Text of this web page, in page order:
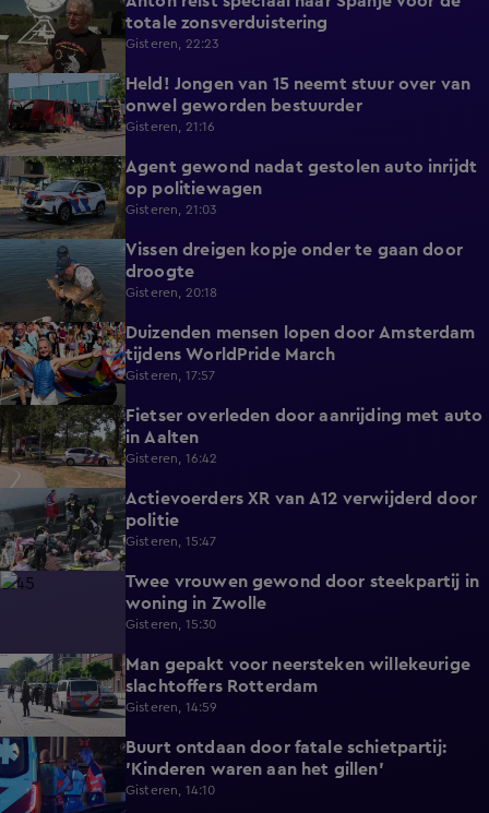
totale zonsverduistering
Gisteren, 22:23
0:30
Held! Jongen van 15 neemt stuur over van
onwel geworden bestuurder
Gisteren, 21:16
0:32
Agent gewond nadat gestolen auto inrijdt
op politiewagen
Gisteren, 21:03
1:20
Vissen dreigen kopje onder te gaan door
droogte
Gisteren, 20:18
0:31
Duizenden mensen lopen door Amsterdam
tijdens WorldPride March
Gisteren, 17:57
0:32
Fietser overleden door aanrijding met auto
in Aalten
Gisteren, 16:42
0:39
Actievoerders XR van A12 verwijderd door
politie
Gisteren, 15:47
0:45
Twee vrouwen gewond door steekpartij in
woning in Zwolle
Gisteren, 15:30
0:27
Man gepakt voor neersteken willekeurige
slachtoffers Rotterdam
Gisteren, 14:59
0:59
Buurt ontdaan door fatale schietpartij:
'Kinderen waren aan het gillen'
Gisteren, 14:10